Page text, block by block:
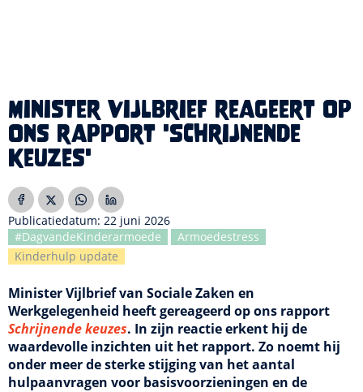
Minister Vijlbrief reageert op
ons rapport 'Schrijnende
keuzes'
Publicatiedatum: 22 juni 2026
#DagvandeKinderarmoede
Armoedestress
Kinderhulp update
Minister Vijlbrief van Sociale Zaken en
Werkgelegenheid heeft gereageerd op ons rapport
Schrijnende keuzes. In zijn reactie erkent hij de
waardevolle inzichten uit het rapport. Zo noemt hij
onder meer de sterke stijging van het aantal
hulpaanvragen voor basisvoorzieningen en de